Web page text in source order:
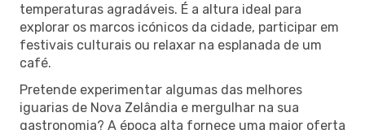
temperaturas agradáveis. É a altura ideal para
explorar os marcos icónicos da cidade, participar em
festivais culturais ou relaxar na esplanada de um
café.
Pretende experimentar algumas das melhores
iguarias de Nova Zelândia e mergulhar na sua
gastronomia? A época alta fornece uma maior oferta